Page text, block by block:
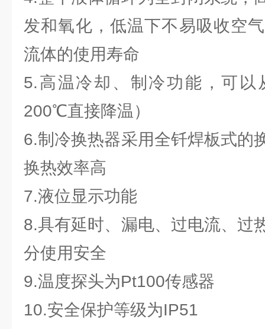
发和氧化，低温下不易吸收空
流体的使用寿命
5.高温冷却、制冷功能，可以
200℃直接降温）
6.制冷换热器采用全钎焊板式的
换热效率高
7.液位显示功能
8.具有延时、漏电、过电流、过
分使用安全
9.温度探头为Pt100传感器
10.安全保护等级为IP51